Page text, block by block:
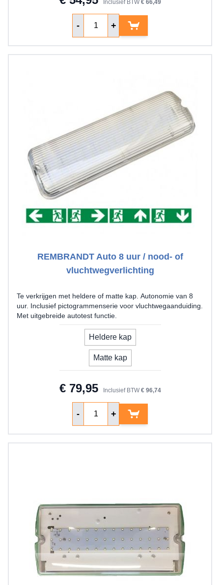
Inclusief BTW € 66,49
- +
REMBRANDT Auto 8 uur / nood- of
vluchtwegverlichting
Te verkrijgen met heldere of matte kap. Autonomie van 8
uur. Inclusief pictogrammenserie voor vluchtwegaanduiding.
Met uitgebreide autotest functie.
model
Heldere kap
Matte kap
€ 79,95 Inclusief BTW € 96,74
- +